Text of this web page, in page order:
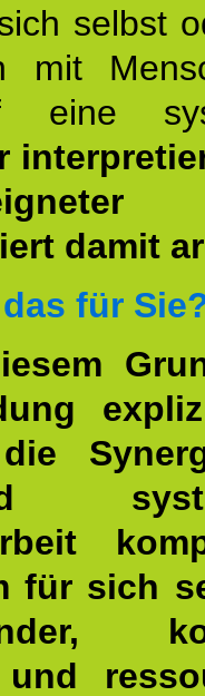
selbst
mit
eine
damit
für
für sich